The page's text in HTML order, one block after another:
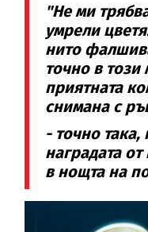
"Не ми
умрели
нито
точно в
приятната
снимана с
- точно така,
наградата
в нощта на